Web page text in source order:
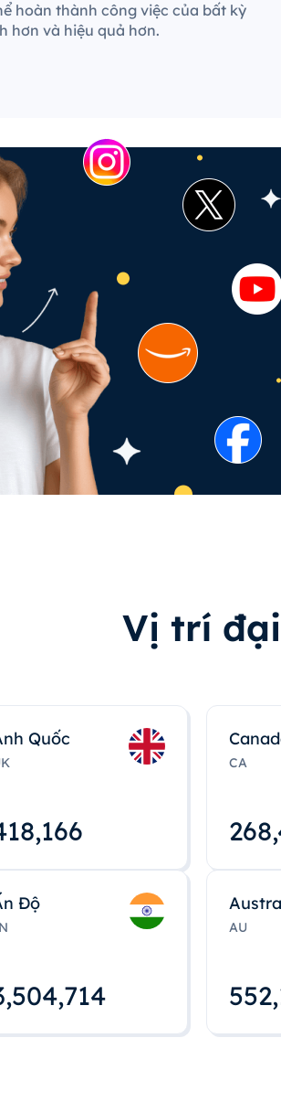
hoàn thành công việc của bất kỳ
hơn và hiệu quả hơn.
Vị trí
Quốc
CA
Độ
AU